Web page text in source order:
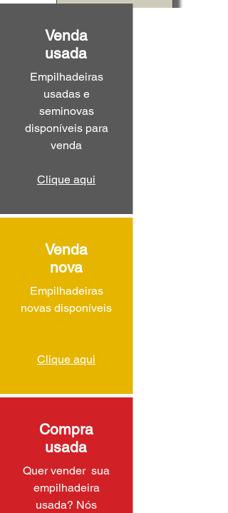
Venda
usada
Empilhadeiras
usadas e
seminovas
disponíveis para
venda
Clique aqui
Venda
nova
Empilhadeiras
novas disponíveis
Clique aqui
Compra
usada
Quer vender sua
empilhadeira
usada? Nós